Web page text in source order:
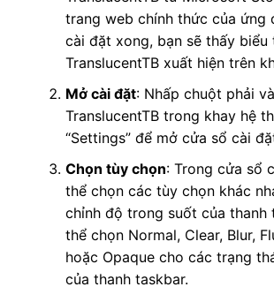
trang web chính thức của ứng
cài đặt xong, bạn sẽ thấy biểu
TranslucentTB xuất hiện trên
Mở cài đặt: Nhấp chuột phải
TranslucentTB trong khay hệ
“Settings” để mở cửa sổ cài
Chọn tùy chọn: Trong cửa sổ
thể chọn các tùy chọn khác
chỉnh độ trong suốt của thanh
thể chọn Normal, Clear, Blur,
hoặc Opaque cho các trạng
của thanh taskbar.